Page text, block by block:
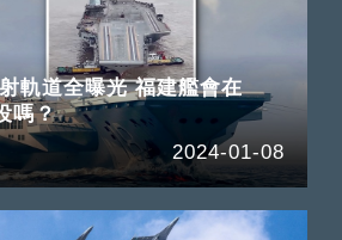
軌道全曝光 福建艦會在
嗎？
2024-01-08